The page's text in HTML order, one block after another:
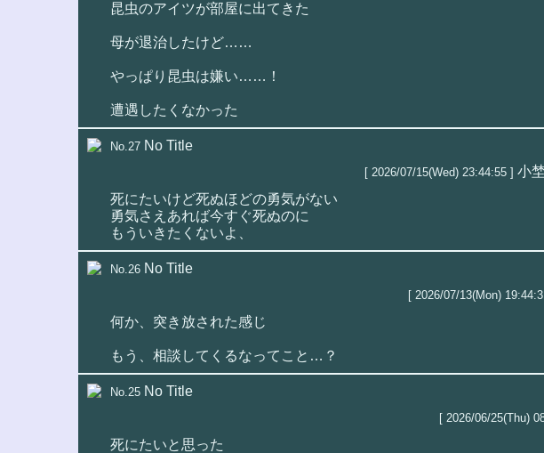
昆虫のアイツが部屋に出てきた
母が退治したけど……
やっぱり昆虫は嫌い……！
遭遇したくなかった
No.27 No Title
[ 2026/07/15(Wed) 23:44:55 ] 小
死にたいけど死ぬほどの勇気がない
勇気さえあれば今すぐ死ぬのに
もういきたくないよ、
No.26 No Title
[ 2026/07/13(Mon)
何か、突き放された感じ
もう、相談してくるなってこと…？
No.25 No Title
[ 2026/06/25(Thu)
死にたいと思った